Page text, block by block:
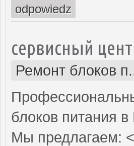
odpowiedz
сервисный
Ремонт блоков
блоков питания
Мы предлагаем: